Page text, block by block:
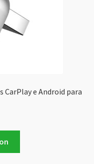
CarPlay e Android para